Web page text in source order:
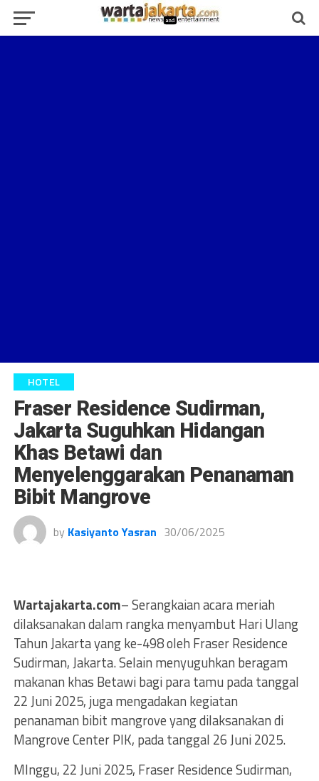
HOTEL
Fraser Residence Sudirman,
Jakarta Suguhkan Hidangan
Khas Betawi dan
Menyelenggarakan Penanaman
Bibit Mangrove
by Kasiyanto Yasran 30/06/2025
Wartajakarta.com– Serangkaian acara meriah
dilaksanakan dalam rangka menyambut Hari Ulang
Tahun Jakarta yang ke-498 oleh Fraser Residence
Sudirman, Jakarta. Selain menyuguhkan beragam
makanan khas Betawi bagi para tamu pada tanggal
22 Juni 2025, juga mengadakan kegiatan
penanaman bibit mangrove yang dilaksanakan di
Mangrove Center PIK, pada tanggal 26 Juni 2025.
MInggu, 22 Juni 2025, Fraser Residence Sudirman,